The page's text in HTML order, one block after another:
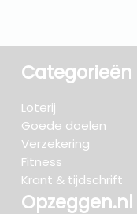
Categorieën
Loterij
Goede doelen
Verzekering
Fitness
Krant & tijdschrift
Opzeggen.nl